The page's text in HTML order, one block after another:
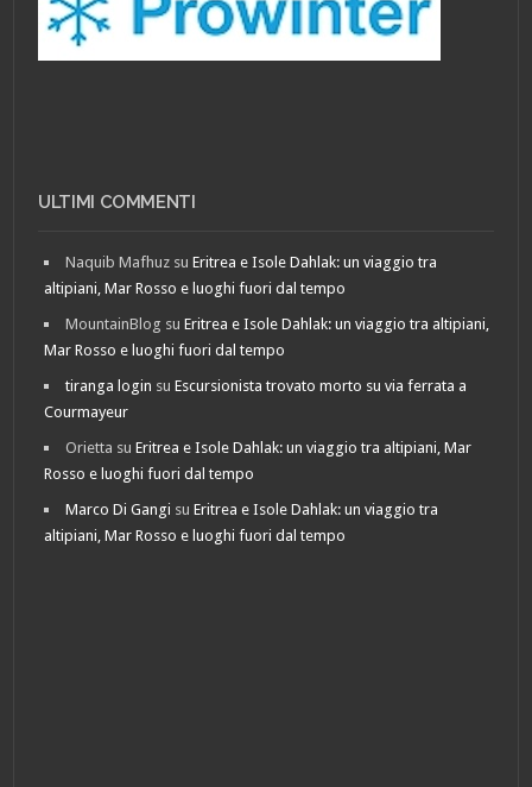
ULTIMI COMMENTI
Naquib Mafhuz suEritrea e Isole Dahlak: un viaggio tra
altipiani, Mar Rosso e luoghi fuori dal tempo
MountainBlog suEritrea e Isole Dahlak: un viaggio tra altipiani,
Mar Rosso e luoghi fuori dal tempo
tiranga login suEscursionista trovato morto su via ferrata a
Courmayeur
Orietta suEritrea e Isole Dahlak: un viaggio tra altipiani, Mar
Rosso e luoghi fuori dal tempo
Marco Di Gangi suEritrea e Isole Dahlak: un viaggio tra
altipiani, Mar Rosso e luoghi fuori dal tempo